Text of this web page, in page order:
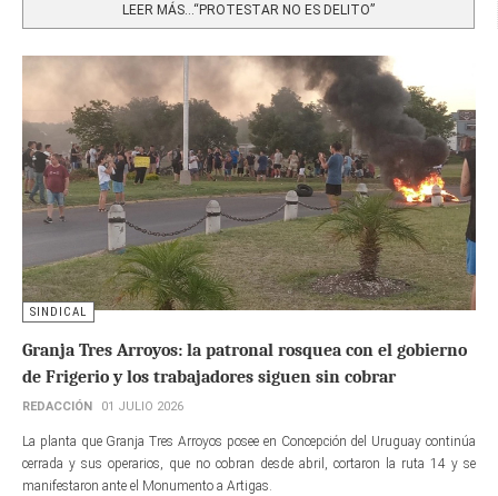
LEER MÁS…“PROTESTAR NO ES DELITO”
SINDICAL
Granja Tres Arroyos: la patronal rosquea con el gobierno
de Frigerio y los trabajadores siguen sin cobrar
REDACCIÓN 01 JULIO 2026
La planta que Granja Tres Arroyos posee en Concepción del Uruguay continúa
cerrada y sus operarios, que no cobran desde abril, cortaron la ruta 14 y se
manifestaron ante el Monumento a Artigas.